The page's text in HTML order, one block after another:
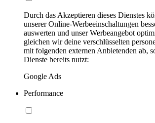
Durch das Akzeptieren dieses Dienstes
unserer Online-Werbeeinschaltungen
auswerten und unser Werbeangebot
gleichen wir deine verschlüsselten
mit folgenden externen Anbietenden ab,
Dienste bereits nutzt:
Google Ads
Performance